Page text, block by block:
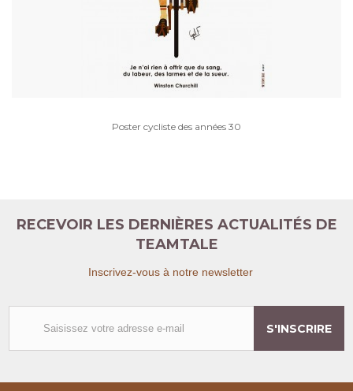
Poster cycliste des années 30
RECEVOIR LES DERNIÈRES ACTUALITÉS DE
TEAMTALE
Inscrivez-vous à notre newsletter
S'INSCRIRE